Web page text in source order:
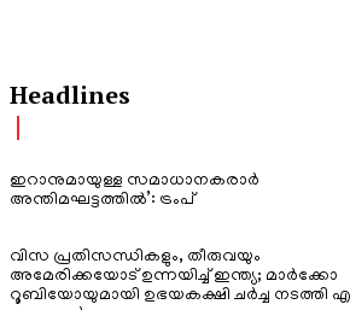
Headlines
ഇറാനുമായുള്ള സമാധാനകരാർ
അന്തിമഘട്ടത്തിൽ‌’: ട്രംപ്
വിസ പ്രതിസന്ധികളും, തീരുവയും
അമേരിക്കയോട് ഉന്നയിച്ച് ഇന്ത്യ; മാർക്കോ
റൂബിയോയുമായി ഉഭയകക്ഷി ചർച്ച നടത്തി